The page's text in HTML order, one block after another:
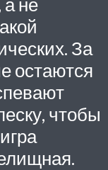
а не
За
остаются
чтобы